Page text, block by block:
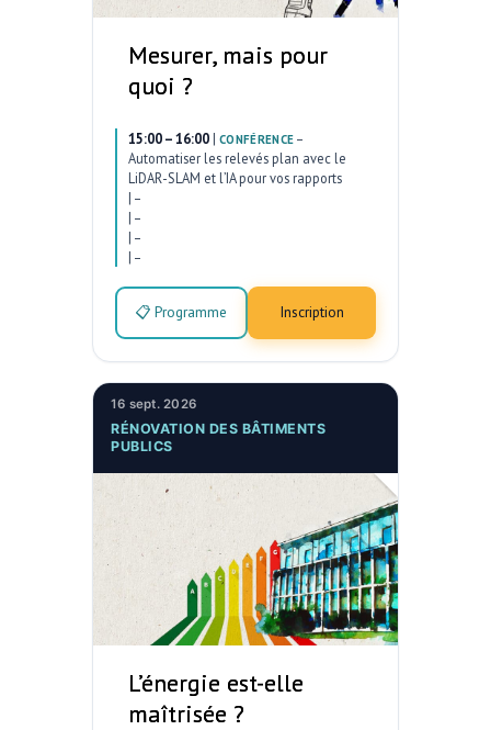
Mesurer, mais pour
quoi ?
15:00 – 16:00 | CONFÉRENCE –
Automatiser les relevés plan avec le
LiDAR-SLAM et l’IA pour vos rapports
| –
| –
| –
| –
📋 Programme Inscription
16 sept. 2026
RÉNOVATION DES BÂTIMENTS
PUBLICS
L’énergie est-elle
maîtrisée ?